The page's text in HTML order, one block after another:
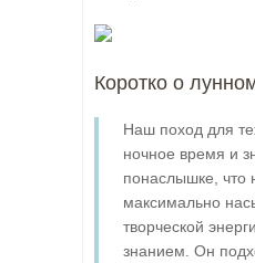
Коротко о
Наш поход для
ночное время и
понаслышке, что
максимально
творческой
знанием. Он